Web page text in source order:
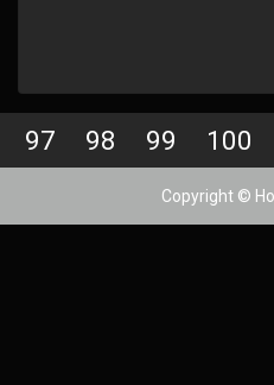
97 98 99 100
Copyright ©